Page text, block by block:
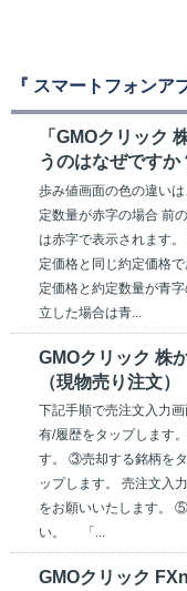
『 スマートフォンア
「GMOクリック
うのはなぜですか
歩み値画面の色の違い
定数量が赤字の場合 前
は赤字で表示されます
定価格と同じ約定価格
定価格と約定数量が青
立した場合は青...
GMOクリック 株
（現物売り注文）
下記手順で売注文入力
有/履歴をタップします
す。 ③売却する銘柄を
ップします。 売注文入
をお願いいたします。
い。 「...
GMOクリック